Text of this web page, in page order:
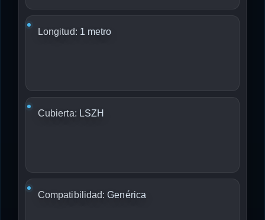
Longitud: 1 metro
Cubierta: LSZH
Compatibilidad: Genérica